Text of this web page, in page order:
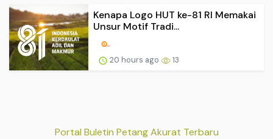
Kenapa Logo HUT ke-81 RI Memakai
Unsur Motif Tradi...
20 hours ago 13
Portal Buletin Petang Akurat Terbaru